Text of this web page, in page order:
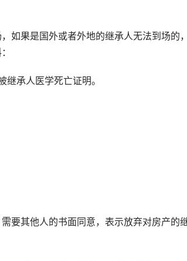
果是国外或者外地的继承人无法到场的
承人医学死亡证明。
其他人的书面同意，表示放弃对房产的